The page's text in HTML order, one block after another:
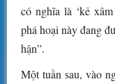
có nghĩa là ‘kẻ
phá hoại này đang
hận”.
Một tuần sau, vào